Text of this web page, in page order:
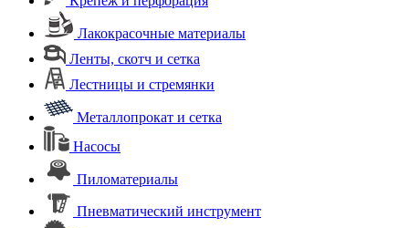
Лакокрасочные материалы
Ленты, скотч и сетка
Лестницы и стремянки
Металлопрокат и сетка
Насосы
Пиломатериалы
Пневматический инструмент